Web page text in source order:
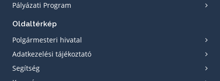
Pályázati Program
Oldaltérkép
Polgármesteri hivatal
Adatkezelési tájékoztató
Segítség